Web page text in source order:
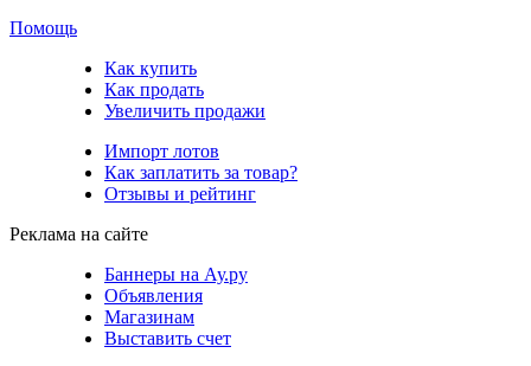
Помощь
Как купить
Как продать
Увеличить продажи
Импорт лотов
Как заплатить за товар?
Отзывы и рейтинг
Реклама на сайте
Баннеры на Ау.ру
Объявления
Магазинам
Выставить счет